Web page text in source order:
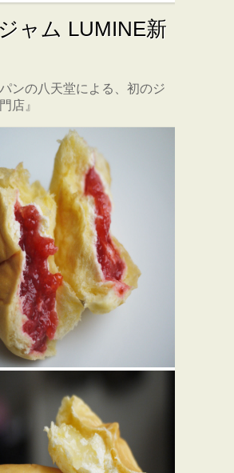
ャム LUMINE新
パンの八天堂による、初のジ
店』